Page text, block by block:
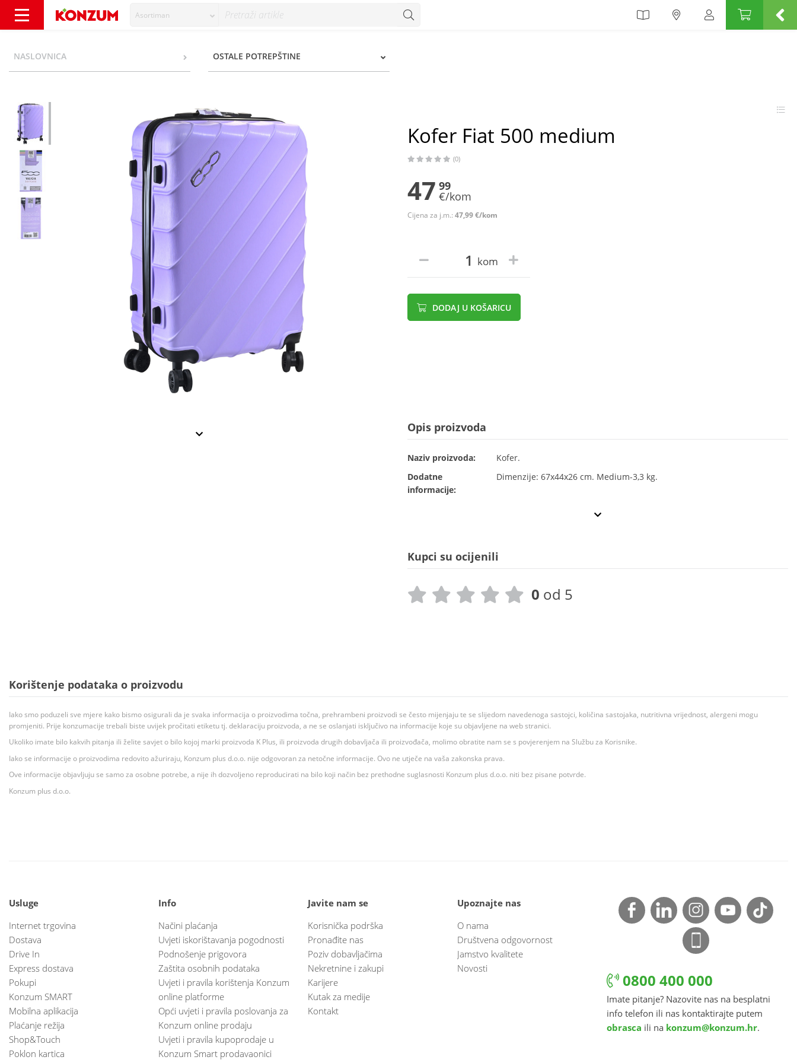
Asortiman
NASLOVNICA OSTALE POTREPŠTINE
Kofer Fiat 500 medium
(0)
47 99
€/kom
Cijena za j.m.: 47,99 €/kom
kom
DODAJ U KOŠARICU
Opis proizvoda
Naziv proizvoda:
Kofer.
Dodatne
informacije:
Dimenzije: 67x44x26 cm. Medium-3,3 kg.
Kupci su ocijenili
0 od 5
Korištenje podataka o proizvodu
Iako smo poduzeli sve mjere kako bismo osigurali da je svaka informacija o proizvodima točna, prehrambeni proizvodi se često mijenjaju te se slijedom navedenoga sastojci, količina sastojaka, nutritivna vrijednost, alergeni mogu
promjeniti. Prije konzumacije trebali biste uvijek pročitati etiketu tj. deklaraciju proizvoda, a ne se oslanjati isključivo na informacije koje su objavljene na web stranici.
Ukoliko imate bilo kakvih pitanja ili želite savjet o bilo kojoj marki proizvoda K Plus, ili proizvoda drugih dobavljača ili proizvođača, molimo obratite nam se s povjerenjem na Službu za Korisnike.
Iako se informacije o proizvodima redovito ažuriraju, Konzum plus d.o.o. nije odgovoran za netočne informacije. Ovo ne utječe na vaša zakonska prava.
Ove informacije objavljuju se samo za osobne potrebe, a nije ih dozvoljeno reproducirati na bilo koji način bez prethodne suglasnosti Konzum plus d.o.o. niti bez pisane potvrde.
Konzum plus d.o.o.
Usluge
Internet trgovina
Dostava
Drive In
Express dostava
Pokupi
Konzum SMART
Mobilna aplikacija
Plaćanje režija
Shop&Touch
Poklon kartica
Info
Načini plaćanja
Uvjeti iskorištavanja pogodnosti
Podnošenje prigovora
Zaštita osobnih podataka
Uvjeti i pravila korištenja Konzum
online platforme
Opći uvjeti i pravila poslovanja za
Konzum online prodaju
Uvjeti i pravila kupoprodaje u
Konzum Smart prodavaonici
Javite nam se
Korisnička podrška
Pronađite nas
Poziv dobavljačima
Nekretnine i zakupi
Karijere
Kutak za medije
Kontakt
Upoznajte nas
O nama
Društvena odgovornost
Jamstvo kvalitete
Novosti
0800 400 000
Imate pitanje? Nazovite nas na besplatni
info telefon ili nas kontaktirajte putem
obrasca ili na konzum@konzum.hr.